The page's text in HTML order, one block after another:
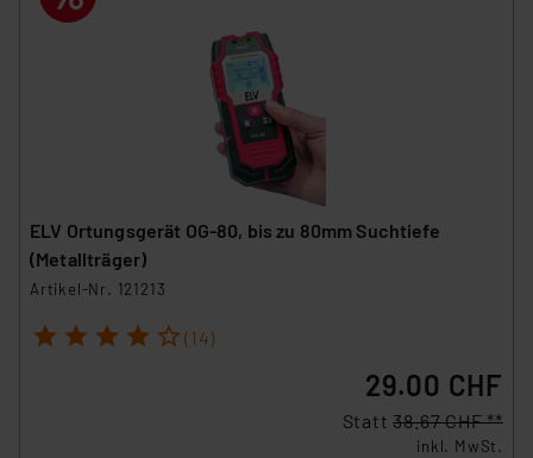
ELV Ortungsgerät OG-80, bis zu 80mm Suchtiefe
(Metallträger)
Artikel-Nr. 121213
1 2 3 4 5 (14)
29.00 CHF
Statt38.67 CHF **
inkl. MwSt.